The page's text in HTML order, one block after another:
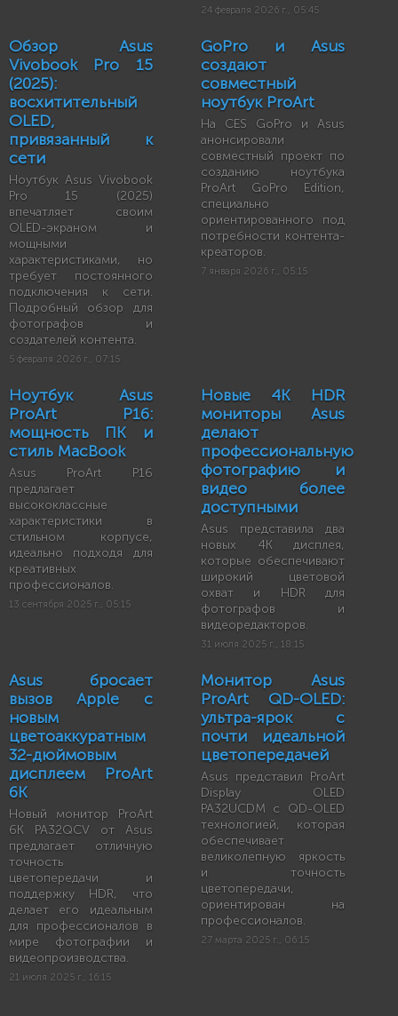
24 февраля 2026 г., 05:45
Обзор Asus
Vivobook Pro 15
(2025):
восхитительный
OLED,
привязанный к
сети
Ноутбук Asus Vivobook
Pro 15 (2025)
впечатляет своим
OLED-экраном и
мощными
характеристиками, но
требует постоянного
подключения к сети.
Подробный обзор для
фотографов и
создателей контента.
5 февраля 2026 г., 07:15
GoPro и Asus
создают
совместный
ноутбук ProArt
На CES GoPro и Asus
анонсировали
совместный проект по
созданию ноутбука
ProArt GoPro Edition,
специально
ориентированного под
потребности контента-
креаторов.
7 января 2026 г., 05:15
Ноутбук Asus
ProArt P16:
мощность ПК и
стиль MacBook
Asus ProArt P16
предлагает
высококлассные
характеристики в
стильном корпусе,
идеально подходя для
креативных
профессионалов.
13 сентября 2025 г., 05:15
Новые 4K HDR
мониторы Asus
делают
профессиональную
фотографию и
видео более
доступными
Asus представила два
новых 4K дисплея,
которые обеспечивают
широкий цветовой
охват и HDR для
фотографов и
видеоредакторов.
31 июля 2025 г., 18:15
Asus бросает
вызов Apple с
новым
цветоаккуратным
32-дюймовым
дисплеем ProArt
6K
Новый монитор ProArt
6K PA32QCV от Asus
предлагает отличную
точность
цветопередачи и
поддержку HDR, что
делает его идеальным
для профессионалов в
мире фотографии и
видеопроизводства.
21 июля 2025 г., 16:15
Монитор Asus
ProArt QD-OLED:
ультра-ярок с
почти идеальной
цветопередачей
Asus представил ProArt
Display OLED
PA32UCDM с QD-OLED
технологией, которая
обеспечивает
великолепную яркость
и точность
цветопередачи,
ориентирован на
профессионалов.
27 марта 2025 г., 06:15